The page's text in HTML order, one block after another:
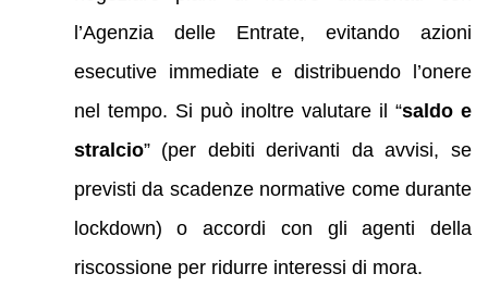
l’Agenzia delle Entrate, evitando azioni
esecutive immediate e distribuendo l’onere
nel tempo. Si può inoltre valutare il “saldo e
stralcio” (per debiti derivanti da avvisi, se
previsti da scadenze normative come durante
lockdown) o accordi con gli agenti della
riscossione per ridurre interessi di mora.